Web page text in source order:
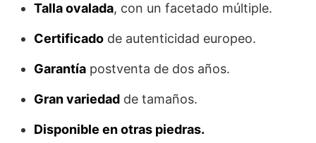
Talla ovalada, con un facetado múltiple.
Certificado de autenticidad europeo.
Garantía postventa de dos años.
Gran variedad de tamaños.
Disponible en otras piedras.